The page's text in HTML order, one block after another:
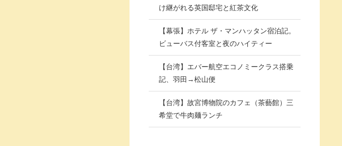
け継がれる英国邸宅と紅茶文化
【幕張】ホテル ザ・マンハッタン宿泊記。
ビューバス付客室と夜のハイティー
【台湾】エバー航空エコノミークラス搭乗
記、羽田→松山便
【台湾】故宮博物院のカフェ（茶藝館）三
希堂で牛肉麺ランチ